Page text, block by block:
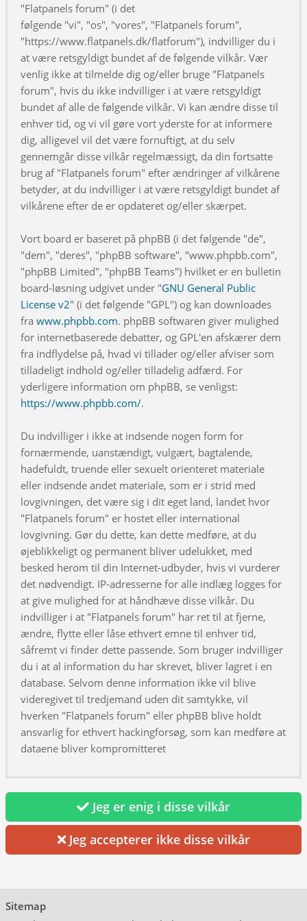
"Flatpanels forum" (i det
følgende "vi", "os", "vores", "Flatpanels forum",
"https://www.flatpanels.dk/flatforum"), indvilliger du i
at være retsgyldigt bundet af de følgende vilkår. Vær
venlig ikke at tilmelde dig og/eller bruge "Flatpanels
forum", hvis du ikke indvilliger i at være retsgyldigt
bundet af alle de følgende vilkår. Vi kan ændre disse til
enhver tid, og vi vil gøre vort yderste for at informere
dig, alligevel vil det være fornuftigt, at du selv
gennemgår disse vilkår regelmæssigt, da din fortsatte
brug af "Flatpanels forum" efter ændringer af vilkårene
betyder, at du indvilliger i at være retsgyldigt bundet af
vilkårene efter de er opdateret og/eller skærpet.
Vort board er baseret på phpBB (i det følgende "de",
"dem", "deres", "phpBB software", "www.phpbb.com",
"phpBB Limited", "phpBB Teams") hvilket er en bulletin
board-løsning udgivet under "GNU General Public
License v2" (i det følgende "GPL") og kan downloades
fra www.phpbb.com. phpBB softwaren giver mulighed
for internetbaserede debatter, og GPL'en afskærer dem
fra indflydelse på, hvad vi tillader og/eller afviser som
tilladeligt indhold og/eller tilladelig adfærd. For
yderligere information om phpBB, se venligst:
https://www.phpbb.com/.
Du indvilliger i ikke at indsende nogen form for
fornærmende, uanstændigt, vulgært, bagtalende,
hadefuldt, truende eller sexuelt orienteret materiale
eller indsende andet materiale, som er i strid med
lovgivningen, det være sig i dit eget land, landet hvor
"Flatpanels forum" er hostet eller international
lovgivning. Gør du dette, kan dette medføre, at du
øjeblikkeligt og permanent bliver udelukket, med
besked herom til din Internet-udbyder, hvis vi vurderer
det nødvendigt. IP-adresserne for alle indlæg logges for
at give mulighed for at håndhæve disse vilkår. Du
indvilliger i at "Flatpanels forum" har ret til at fjerne,
ændre, flytte eller låse ethvert emne til enhver tid,
såfremt vi finder dette passende. Som bruger indvilliger
du i at al information du har skrevet, bliver lagret i en
database. Selvom denne information ikke vil blive
videregivet til tredjemand uden dit samtykke, vil
hverken "Flatpanels forum" eller phpBB blive holdt
ansvarlig for ethvert hackingforsøg, som kan medføre at
dataene bliver kompromitteret
Jeg er enig i disse vilkår
Jeg accepterer ikke disse vilkår
Sitemap